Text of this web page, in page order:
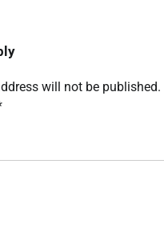
will not be published.